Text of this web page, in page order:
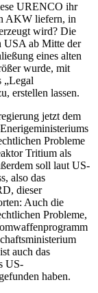
URENCO ihr
AKW liefern, in
wird? Die
USA ab Mitte der
eines alten
wurde, mit
„Legal
erstellen lassen.
jetzt dem
Probleme
Tritium als
soll laut US-
also das
dieser
Auch die
Probleme,
auch das
US-
haben.